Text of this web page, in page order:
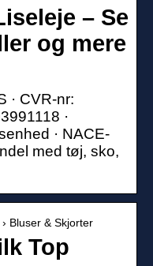
– Se
og mere
· CVR-nr:
·
· NACE-
med tøj, sko,
Bluser & Skjorter
Top